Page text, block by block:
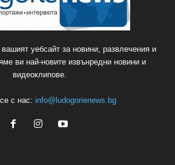
уебсайт за новини, развлечения и
ви най-новите извънредни новини и
видеоклипове.
с нас: info@ludogorienews.bg